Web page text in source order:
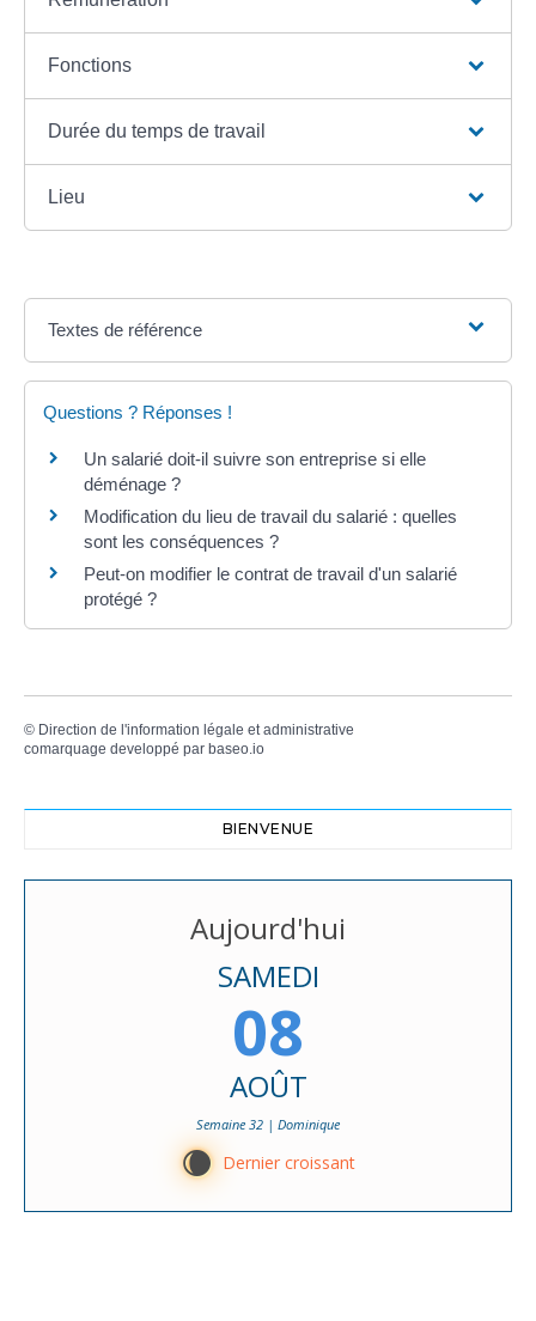
Fonctions
Durée du temps de travail
Lieu
Textes de référence
Questions ? Réponses !
Un salarié doit-il suivre son entreprise si elle
déménage ?
Modification du lieu de travail du salarié : quelles
sont les conséquences ?
Peut-on modifier le contrat de travail d'un salarié
protégé ?
© Direction de l'information légale et administrative
comarquage developpé par baseo.io
BIENVENUE
Aujourd'hui
SAMEDI
08
AOÛT
Semaine 32 | Dominique
W Dernier croissant